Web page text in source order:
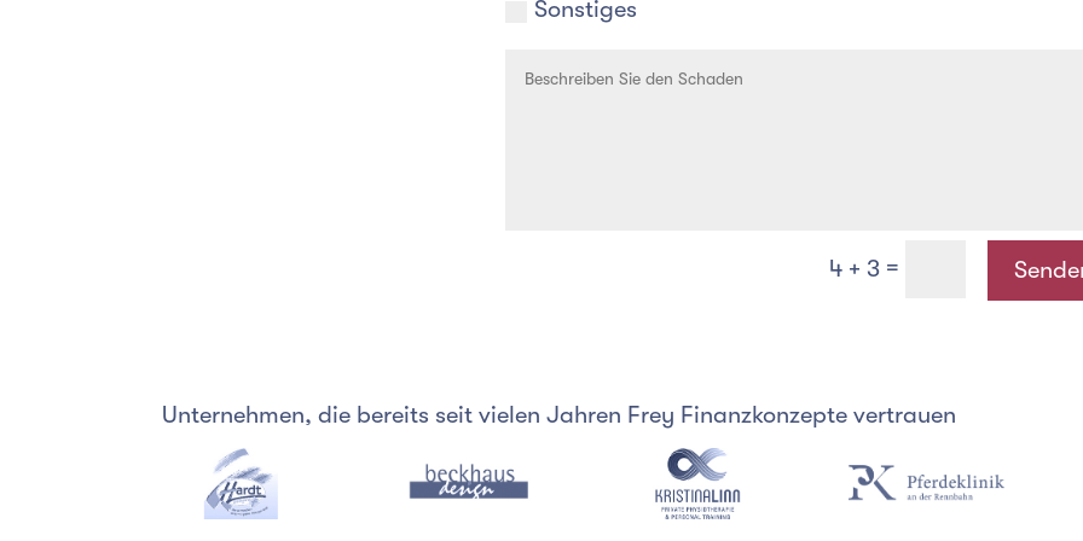
Sonstiges
4 + 3=
Unternehmen, die bereits seit vielen Jahren Frey Finanzkonzepte vertrauen